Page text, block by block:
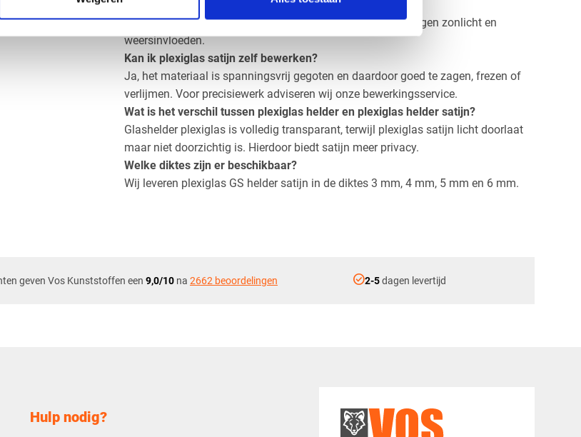
Is plexiglas helder satijn geschikt voor buitengebruik?
Ja, dankzij de UV-bestendigheid is het materiaal bestand tegen zonlicht en
weersinvloeden.
Kan ik plexiglas satijn zelf bewerken?
​Ja, het materiaal is spanningsvrij gegoten en daardoor goed te zagen, frezen of
verlijmen. Voor precisiewerk adviseren wij onze bewerkingsservice.
Wat is het verschil tussen plexiglas helder en plexiglas helder satijn?
​Glashelder plexiglas is volledig transparant, terwijl plexiglas satijn licht doorlaat
maar niet doorzichtig is. Hierdoor biedt satijn meer privacy.
Welke diktes zijn er beschikbaar?
​Wij leveren plexiglas GS helder satijn in de diktes 3 mm, 4 mm, 5 mm en 6 mm.
geven Vos Kunststoffen een 9,0/10 na 2662 beoordelingen check_circle2-5dagen levertijd
Hulp nodig?